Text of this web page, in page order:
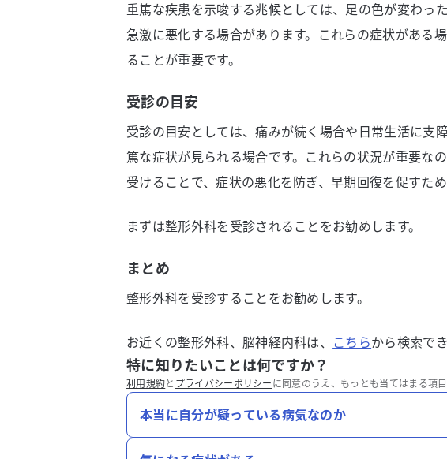
重篤な疾患を示唆する兆候としては、足の色が変わっ
急激に悪化する場合があります。これらの症状がある
ることが重要です。
受診の目安
受診の目安としては、痛みが続く場合や日常生活に支
篤な症状が見られる場合です。これらの状況が重要な
受けることで、症状の悪化を防ぎ、早期回復を促すため
まずは整形外科を受診されることをお勧めします。
まとめ
整形外科を受診することをお勧めします。
お近くの整形外科、脳神経内科は、 こちらから検索で
特に知りたいことは何ですか？
利用規約と プライバシーポリシー に同意のうえ、もっとも当てはまる項
本当に自分が疑っている病気なのか